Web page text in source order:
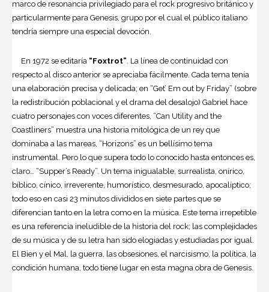
marco de resonancia privilegiado para el rock progresivo británico y
particularmente para Genesis, grupo por el cual el público italiano
tendría siempre una especial devoción.
En 1972 se editaría “Foxtrot”. La línea de continuidad con
respecto al disco anterior se apreciaba fácilmente. Cada tema tenía
una elaboración precisa y delicada; en “Get’ Em out by Friday” (sobre
la redistribución poblacional y el drama del desalojo) Gabriel hace
cuatro personajes con voces diferentes, “Can Utility and the
Coastliners” muestra una historia mitológica de un rey que
dominaba a las mareas, “Horizons” es un bellísimo tema
instrumental. Pero lo que supera todo lo conocido hasta entonces es,
claro… “Supper’s Ready”. Un tema inigualable, surrealista, onírico,
bíblico, cínico, irreverente, humorístico, desmesurado, apocalíptico;
todo eso en casi 23 minutos divididos en siete partes que se
diferencian tanto en la letra como en la música. Este tema irrepetible
es una referencia ineludible de la historia del rock; las complejidades
de su música y de su letra han sido elogiadas y estudiadas por igual.
El Bien y el Mal, la guerra, las obsesiones, el narcisismo, la política, la
condición humana, todo tiene lugar en esta magna obra de Genesis.